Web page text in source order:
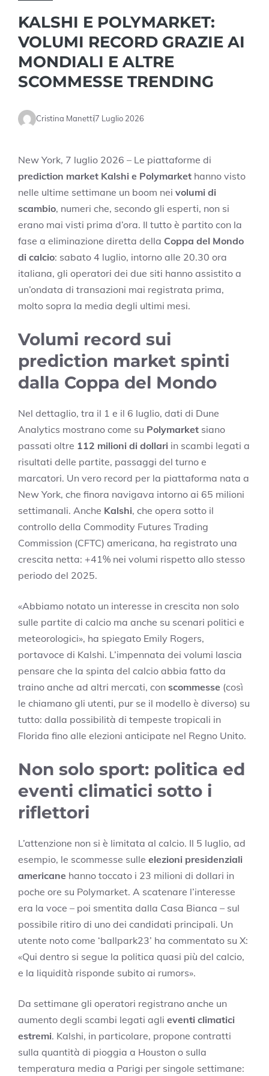
KALSHI E POLYMARKET:
VOLUMI RECORD GRAZIE AI
MONDIALI E ALTRE
SCOMMESSE TRENDING
Cristina Manetti7 Luglio 2026
New York, 7 luglio 2026 – Le piattaforme di
prediction market Kalshi e Polymarket hanno visto
nelle ultime settimane un boom nei volumi di
scambio, numeri che, secondo gli esperti, non si
erano mai visti prima d’ora. Il tutto è partito con la
fase a eliminazione diretta della Coppa del Mondo
di calcio: sabato 4 luglio, intorno alle 20.30 ora
italiana, gli operatori dei due siti hanno assistito a
un’ondata di transazioni mai registrata prima,
molto sopra la media degli ultimi mesi.
Volumi record sui
prediction market spinti
dalla Coppa del Mondo
Nel dettaglio, tra il 1 e il 6 luglio, dati di Dune
Analytics mostrano come su Polymarket siano
passati oltre 112 milioni di dollari in scambi legati a
risultati delle partite, passaggi del turno e
marcatori. Un vero record per la piattaforma nata a
New York, che finora navigava intorno ai 65 milioni
settimanali. Anche Kalshi, che opera sotto il
controllo della Commodity Futures Trading
Commission (CFTC) americana, ha registrato una
crescita netta: +41% nei volumi rispetto allo stesso
periodo del 2025.
«Abbiamo notato un interesse in crescita non solo
sulle partite di calcio ma anche su scenari politici e
meteorologici», ha spiegato Emily Rogers,
portavoce di Kalshi. L’impennata dei volumi lascia
pensare che la spinta del calcio abbia fatto da
traino anche ad altri mercati, con scommesse (così
le chiamano gli utenti, pur se il modello è diverso) su
tutto: dalla possibilità di tempeste tropicali in
Florida fino alle elezioni anticipate nel Regno Unito.
Non solo sport: politica ed
eventi climatici sotto i
riflettori
L’attenzione non si è limitata al calcio. Il 5 luglio, ad
esempio, le scommesse sulle elezioni presidenziali
americane hanno toccato i 23 milioni di dollari in
poche ore su Polymarket. A scatenare l’interesse
era la voce – poi smentita dalla Casa Bianca – sul
possibile ritiro di uno dei candidati principali. Un
utente noto come ‘ballpark23’ ha commentato su X:
«Qui dentro si segue la politica quasi più del calcio,
e la liquidità risponde subito ai rumors».
Da settimane gli operatori registrano anche un
aumento degli scambi legati agli eventi climatici
estremi. Kalshi, in particolare, propone contratti
sulla quantità di pioggia a Houston o sulla
temperatura media a Parigi per singole settimane: